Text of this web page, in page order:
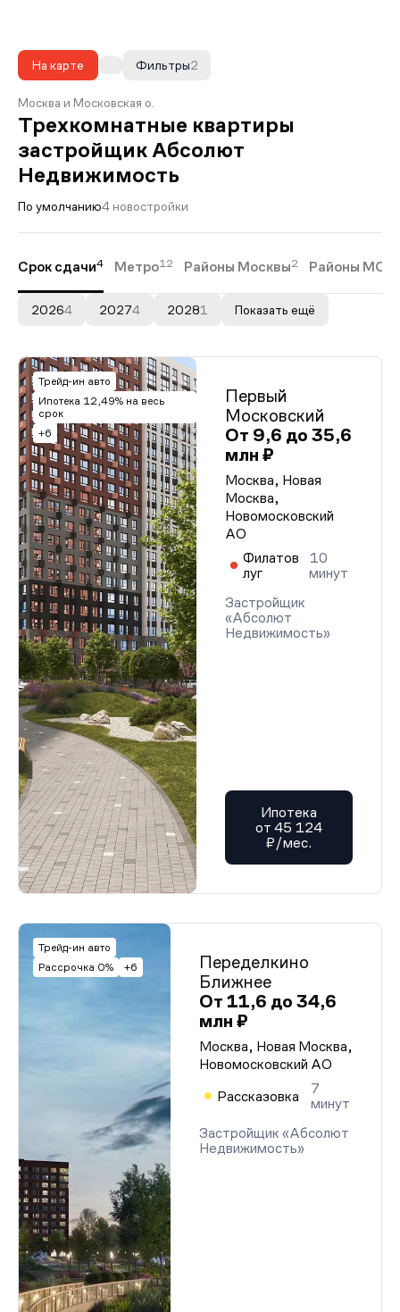
На карте 2
Фильтры
Москва и Московская о.
Трехкомнатные квартиры
застройщик Абсолют
Недвижимость
По умолчанию4 новостройки
Срок сдачи4 Метро12 Районы Москвы2 Районы МО
20264 20274 20281 Показать ещё
Трейд-ин авто
Ипотека 12,49% на весь
срок
+6
Первый
Московский
От 9,6 до 35,6
млн ₽
Москва, Новая
Москва,
Новомосковский
АО
Филатов
луг
10
минут
Застройщик
«Абсолют
Недвижимость»
Ипотека
от 45 124
₽/мес.
Трейд-ин авто
Рассрочка 0%
+6
Переделкино
Ближнее
От 11,6 до 34,6
млн ₽
Москва, Новая Москва,
Новомосковский АО
Рассказовка
7
минут
Застройщик «Абсолют
Недвижимость»